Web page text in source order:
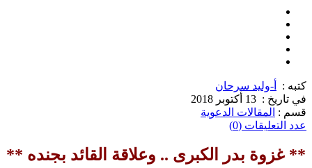
كتبه :
أ-وليد سرحان
في تاريخ : 13 أكتوبر 2018
قسم : المقالات الدعوية
عدد التعليقات (0)
** غزوة بدر الكبرى .. وعلاقة القائد بجنده **